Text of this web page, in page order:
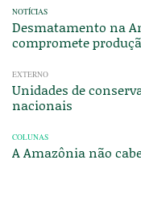
NOTÍCIAS
Desmatamento na
compromete
EXTERNO
Unidades de
nacionais
COLUNAS
A Amazônia não